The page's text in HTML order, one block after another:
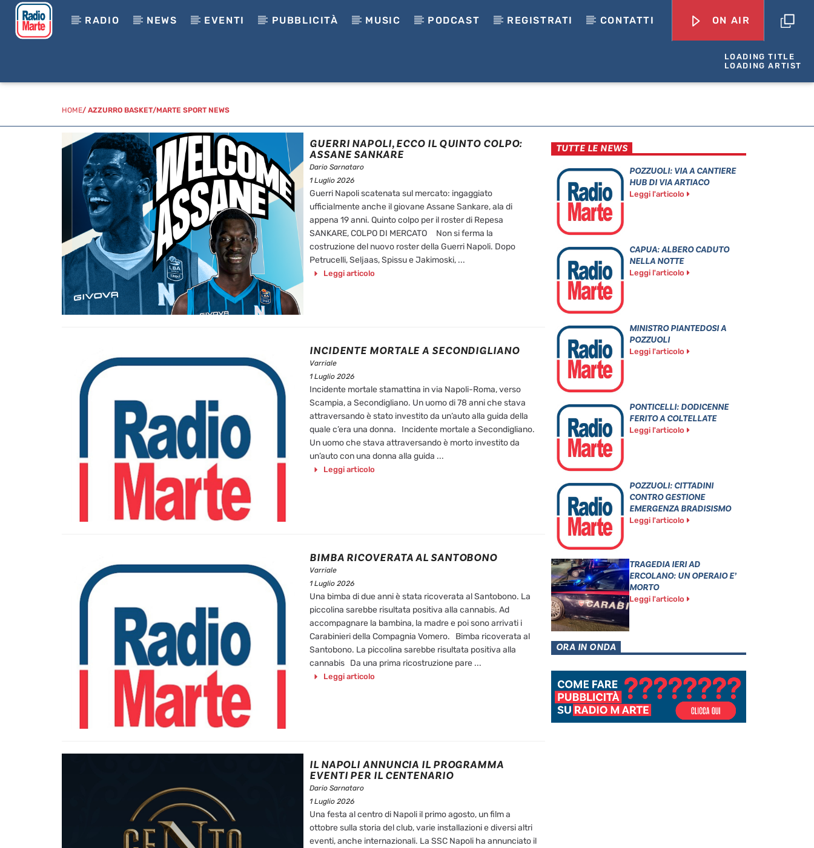
RADIO NEWS EVENTI PUBBLICITÀ MUSIC PODCAST REGISTRATI CONTATTI ON AIR
LOADING TITLE
LOADING ARTIST
HOME/ AZZURRO BASKET/MARTE SPORT NEWS
GUERRI NAPOLI, ECCO IL QUINTO COLPO:
ASSANE SANKARE
Dario Sarnataro
1 Luglio 2026
Guerri Napoli scatenata sul mercato: ingaggiato
ufficialmente anche il giovane Assane Sankare, ala di
appena 19 anni. Quinto colpo per il roster di Repesa
SANKARE, COLPO DI MERCATO Non si ferma la
costruzione del nuovo roster della Guerri Napoli. Dopo
Petrucelli, Seljaas, Spissu e Jakimoski, ...
Leggi articolo
INCIDENTE MORTALE A SECONDIGLIANO
Varriale
1 Luglio 2026
Incidente mortale stamattina in via Napoli-Roma, verso
Scampia, a Secondigliano. Un uomo di 78 anni che stava
attraversando è stato investito da un’auto alla guida della
quale c’era una donna. Incidente mortale a Secondigliano.
Un uomo che stava attraversando è morto investito da
un’auto con una donna alla guida ...
Leggi articolo
BIMBA RICOVERATA AL SANTOBONO
Varriale
1 Luglio 2026
Una bimba di due anni è stata ricoverata al Santobono. La
piccolina sarebbe risultata positiva alla cannabis. Ad
accompagnare la bambina, la madre e poi sono arrivati i
Carabinieri della Compagnia Vomero. Bimba ricoverata al
Santobono. La piccolina sarebbe risultata positiva alla
cannabis Da una prima ricostruzione pare ...
Leggi articolo
IL NAPOLI ANNUNCIA IL PROGRAMMA
EVENTI PER IL CENTENARIO
Dario Sarnataro
1 Luglio 2026
Una festa al centro di Napoli il primo agosto, un film a
ottobre sulla storia del club, varie installazioni e diversi altri
eventi, anche internazionali. La SSC Napoli ha annunciato il
TUTTE LE NEWS
POZZUOLI: VIA A CANTIERE
HUB DI VIA ARTIACO
Leggi l'articolo
CAPUA: ALBERO CADUTO
NELLA NOTTE
Leggi l'articolo
MINISTRO PIANTEDOSI A
POZZUOLI
Leggi l'articolo
PONTICELLI: DODICENNE
FERITO A COLTELLATE
Leggi l'articolo
POZZUOLI: CITTADINI
CONTRO GESTIONE
EMERGENZA BRADISISMO
Leggi l'articolo
TRAGEDIA IERI AD
ERCOLANO: UN OPERAIO E’
MORTO
Leggi l'articolo
ORA IN ONDA